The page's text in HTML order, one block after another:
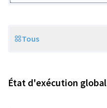
Scope
Tous
État d'exécution global